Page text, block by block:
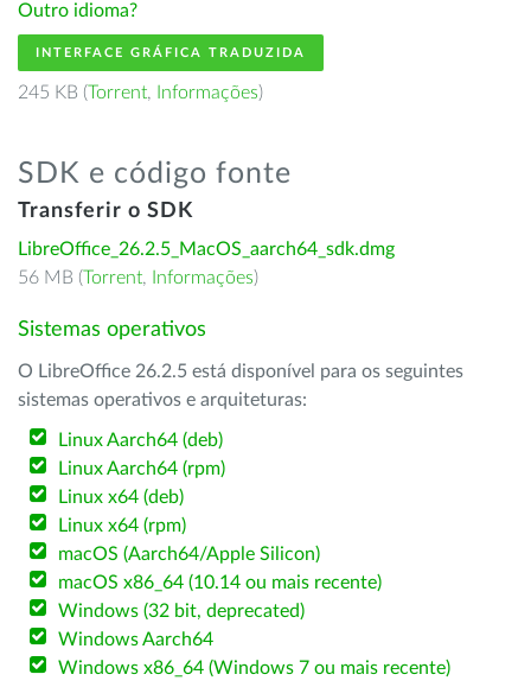
Outro idioma?
INTERFACE GRÁFICA TRADUZIDA
245 KB (Torrent, Informações)
SDK e código fonte
Transferir o SDK
LibreOffice_26.2.5_MacOS_aarch64_sdk.dmg
56 MB (Torrent, Informações)
Sistemas operativos
O LibreOffice 26.2.5 está disponível para os seguintes
sistemas operativos e arquiteturas:
Linux Aarch64 (deb)
Linux Aarch64 (rpm)
Linux x64 (deb)
Linux x64 (rpm)
macOS (Aarch64/Apple Silicon)
macOS x86_64 (10.14 ou mais recente)
Windows (32 bit, deprecated)
Windows Aarch64
Windows x86_64 (Windows 7 ou mais recente)